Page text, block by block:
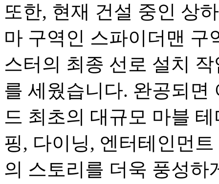
또한, 현재 건설 중인 상
마 구역인 스파이더맨 구
스터의 최종 선로 설치
를 세웠습니다. 완공되면
드 최초의 대규모 마블
핑, 다이닝, 엔터테인먼
의 스토리를 더욱 풍성하